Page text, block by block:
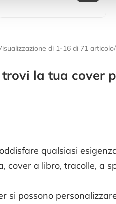
di 1-16 di 71
trovi la tua cover
qualsiasi
cover a libro, tracolle, a
si possono